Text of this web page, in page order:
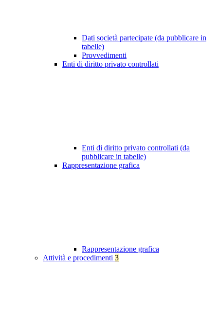
Dati società partecipate (da pubblicare in
tabelle)
Provvedimenti
Enti di diritto privato controllati
Enti di diritto privato controllati (da
pubblicare in tabelle)
Rappresentazione grafica
Rappresentazione grafica
Attività e procedimenti 3